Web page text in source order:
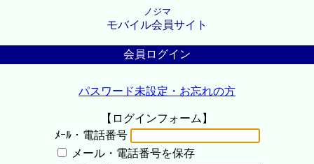
ノジマ
モバイル会員サイト
会員ログイン
パスワード未設定・お忘れの方
【ログインフォーム】
ﾒｰﾙ・電話番号
メール・電話番号を保存